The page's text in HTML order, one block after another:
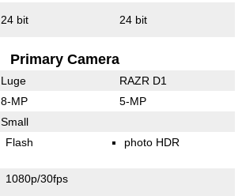
24 bit 24 bit
Primary Camera
Luge RAZR D1
8-MP 5-MP
Small
Flash photo HDR
1080p/30fps